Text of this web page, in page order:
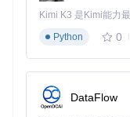
Python
0
DataFlow